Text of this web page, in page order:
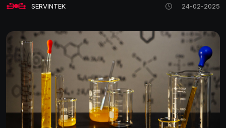
SERVINTEK 24-02-2025